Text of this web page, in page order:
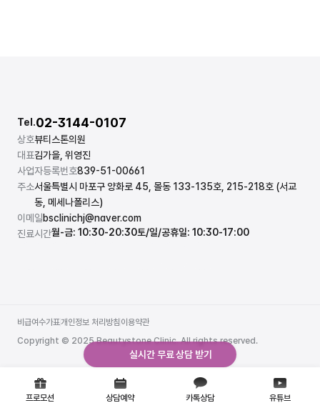
상호뷰티스톤의원
대표김가을, 위영진
사업자등록번호839-51-00661
주소서울특별시 마포구 양화로 45, 몰동 133-135호, 215-218호 (서교
동, 메세나폴리스)
이메일bsclinichj@naver.com
진료시간월-금: 10:30-20:30토/일/공휴일: 10:30-17:00
Tel.02-3144-0107
Copyright © 2025 Beautystone Clinic. All rights reserved.
비급여수가표
비급여수가표
개인정보 처리방침
개인정보 처리방침
이용약관
이용약관
프로모션 상담예약 카톡상담 유튜브
실시간 무료 상담 받기